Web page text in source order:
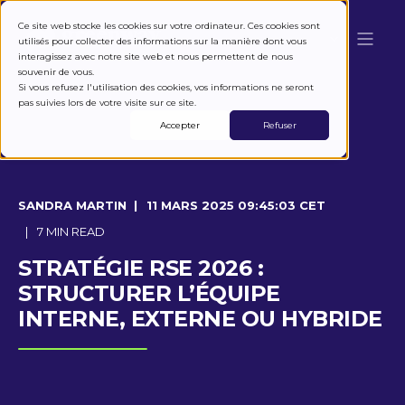
Ce site web stocke les cookies sur votre ordinateur. Ces cookies sont
utilisés pour collecter des informations sur la manière dont vous
interagissez avec notre site web et nous permettent de nous
souvenir de vous.
Si vous refusez l'utilisation des cookies, vos informations ne seront
pas suivies lors de votre visite sur ce site.
Accepter
Refuser
SANDRA MARTIN
11 MARS 2025 09:45:03 CET
7 MIN READ
STRATÉGIE RSE 2026 :
STRUCTURER L’ÉQUIPE
INTERNE, EXTERNE OU HYBRIDE